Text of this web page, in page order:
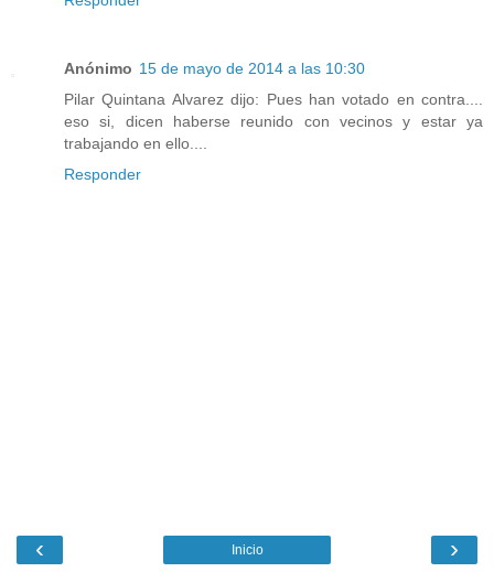
Anónimo 15 de mayo de 2014 a las 10:30
Pilar Quintana Alvarez dijo: Pues han votado en contra....
eso si, dicen haberse reunido con vecinos y estar ya
trabajando en ello....
Responder
‹ ›
Inicio